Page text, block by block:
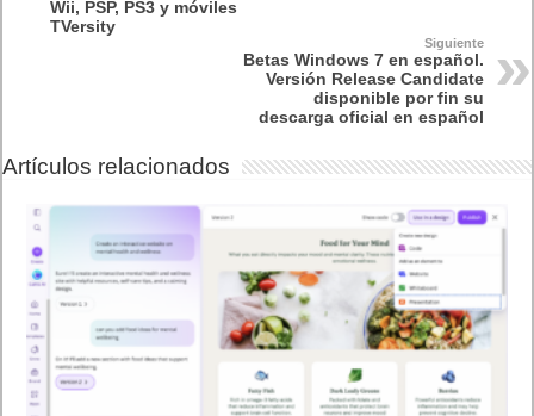
Wii, PSP, PS3 y móviles
TVersity
Siguiente
Betas Windows 7 en español.
Versión Release Candidate
disponible por fin su
descarga oficial en español
Artículos relacionados